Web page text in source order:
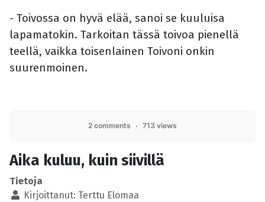
- Toivossa on hyvä elää, sanoi se kuuluisa
lapamatokin. Tarkoitan tässä toivoa pienellä
teellä, vaikka toisenlainen Toivoni onkin
suurenmoinen.
2 comments 713 views
Aika kuluu, kuin siivillä
Tietoja
Kirjoittanut: Terttu Elomaa